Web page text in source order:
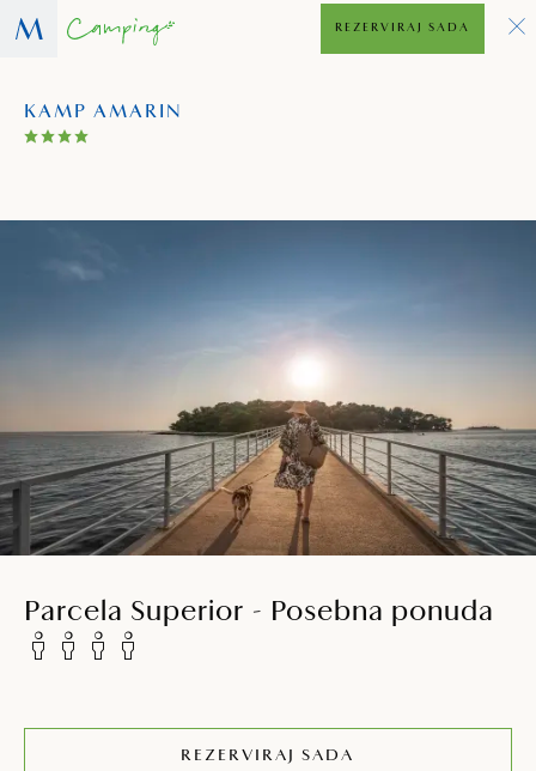
KAMP AMARIN
REZERVIRAJ SADA
Parcela Superior - Posebna ponuda
REZERVIRAJ SADA